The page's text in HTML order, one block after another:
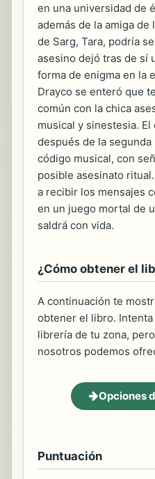
en una universidad de
además de la amiga de
de Sarg, Tara, podría
asesino dejó tras de sí
forma de enigma en la
Drayco se enteró que
común con la chica
musical y sinestesia.
después de la
código musical, con
posible asesinato
a recibir los mensajes
en un juego mortal de
saldrá con vida.
¿Cómo obtener el
A continuación te
obtener el libro.
librería de tu zona,
nosotros podemos
Opciones
Puntuación